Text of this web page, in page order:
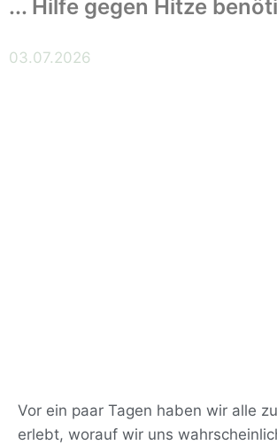
... Hilfe gegen Hitze
03.07.2026
Vor ein paar Tagen haben wir alle
erlebt, worauf wir uns